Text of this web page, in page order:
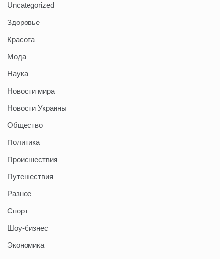
Uncategorized
Здоровье
Красота
Мода
Наука
Новости мира
Новости Украины
Общество
Политика
Происшествия
Путешествия
Разное
Спорт
Шоу-бизнес
Экономика